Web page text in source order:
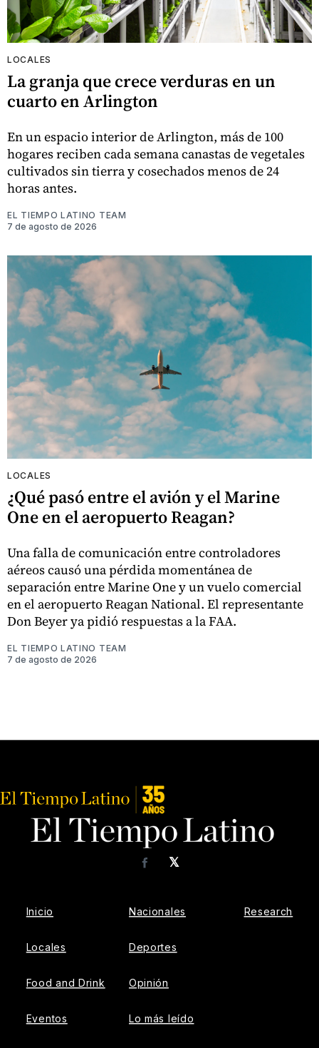
LOCALES
La granja que crece verduras en un
cuarto en Arlington
En un espacio interior de Arlington, más de 100
hogares reciben cada semana canastas de vegetales
cultivados sin tierra y cosechados menos de 24
horas antes.
EL TIEMPO LATINO TEAM
7 de agosto de 2026
LOCALES
¿Qué pasó entre el avión y el Marine
One en el aeropuerto Reagan?
Una falla de comunicación entre controladores
aéreos causó una pérdida momentánea de
separación entre Marine One y un vuelo comercial
en el aeropuerto Reagan National. El representante
Don Beyer ya pidió respuestas a la FAA.
EL TIEMPO LATINO TEAM
7 de agosto de 2026
𝕏
Facebook
Inicio
Locales
Food and Drink
Eventos
Nacionales
Deportes
Opinión
Lo más leído
Research